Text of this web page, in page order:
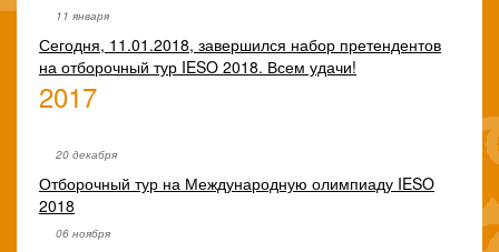
11 января
Сегодня, 11.01.2018, завершился набор претендентов
на отборочный тур IESO 2018. Всем удачи!
2017
20 декабря
Отборочный тур на Международную олимпиаду IESO
2018
06 ноября